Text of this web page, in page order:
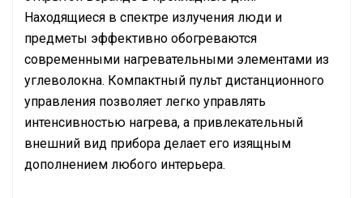
Находящиеся в спектре излучения люди и
предметы эффективно обогреваются
современными нагревательными элементами из
углеволокна. Компактный пульт дистанционного
управления позволяет легко управлять
интенсивностью нагрева, а привлекательный
внешний вид прибора делает его изящным
дополнением любого интерьера.